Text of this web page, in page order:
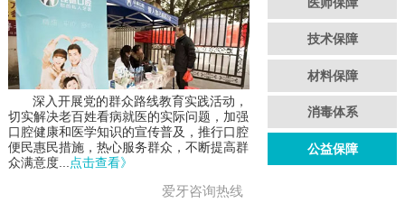
技术保障
材料保障
消毒体系
公益保障
深入开展党的群众路线教育实践活动，
切实解决老百姓看病就医的实际问题，加强
口腔健康和医学知识的宣传普及，推行口腔
便民惠民措施，热心服务群众，不断提高群
众满意度...点击查看》
爱牙咨询热线